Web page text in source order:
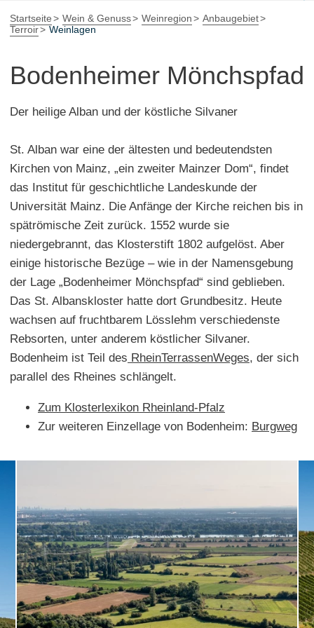
Startseite Wein & Genuss Weinregion
Anbaugebiet
Terroir
Weinlagen
Bodenheimer Mönchspfad
Der heilige Alban und der köstliche Silvaner
St. Alban war eine der ältesten und bedeutendsten
Kirchen von Mainz, „ein zweiter Mainzer Dom“, findet
das Institut für geschichtliche Landeskunde der
Universität Mainz. Die Anfänge der Kirche reichen bis in
spätrömische Zeit zurück. 1552 wurde sie
niedergebrannt, das Klosterstift 1802 aufgelöst. Aber
einige historische Bezüge – wie in der Namensgebung
der Lage „Bodenheimer Mönchspfad“ sind geblieben.
Das St. Albanskloster hatte dort Grundbesitz. Heute
wachsen auf fruchtbarem Lösslehm verschiedenste
Rebsorten, unter anderem köstlicher Silvaner.
Bodenheim ist Teil des RheinTerrassenWeges, der sich
parallel des Rheines schlängelt.
Zum Klosterlexikon Rheinland-Pfalz
Zur weiteren Einzellage von Bodenheim: Burgweg